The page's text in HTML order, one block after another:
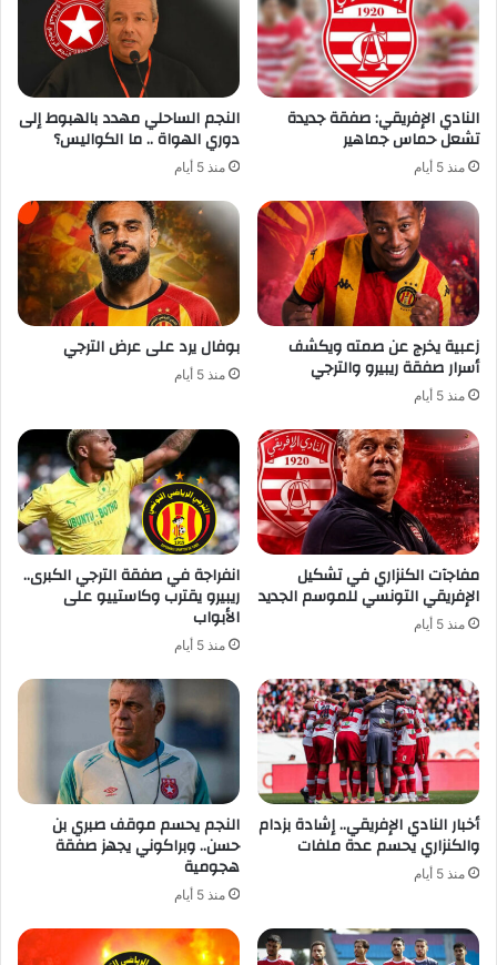
النادي الإفريقي: صفقة جديدة
تشعل حماس جماهير
منذ 5 أيام
النجم الساحلي مهدد بالهبوط إلى
دوري الهواة .. ما الكواليس؟
منذ 5 أيام
زعبية يخرج عن صمته ويكشف
أسرار صفقة ريبيرو والترجي
منذ 5 أيام
بوفال يرد على عرض الترجي
منذ 5 أيام
مفاجآت الكنزاري في تشكيل
الإفريقي التونسي للموسم الجديد
منذ 5 أيام
انفراجة في صفقة الترجي الكبرى..
ريبيرو يقترب وكاستييو على
الأبواب
منذ 5 أيام
أخبار النادي الإفريقي.. إشادة بزدام
والكنزاري يحسم عدة ملفات
منذ 5 أيام
النجم يحسم موقف صبري بن
حسن.. وبراكوني يجهز صفقة
هجومية
منذ 5 أيام